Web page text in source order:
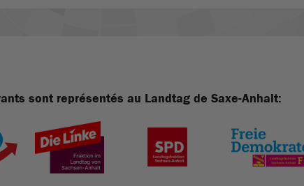
sont représentés au Landtag de Saxe-Anhalt: